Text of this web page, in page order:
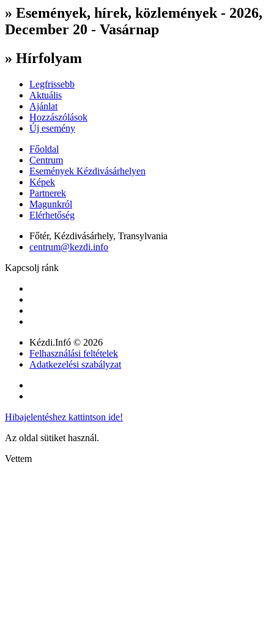
» Események, hírek, közlemények - 2026,
December 20 - Vasárnap
» Hírfolyam
Legfrissebb
Aktuális
Ajánlat
Hozzászólások
Új esemény
Főoldal
Centrum
Események Kézdivásárhelyen
Képek
Partnerek
Magunkról
Elérhetőség
Főtér, Kézdivásárhely, Transylvania
centrum@kezdi.info
Kapcsolj ránk
Kézdi.Infó © 2026
Felhasználási feltételek
Adatkezelési szabályzat
Hibajelentéshez kattintson ide!
Az oldal sütiket használ.
Vettem